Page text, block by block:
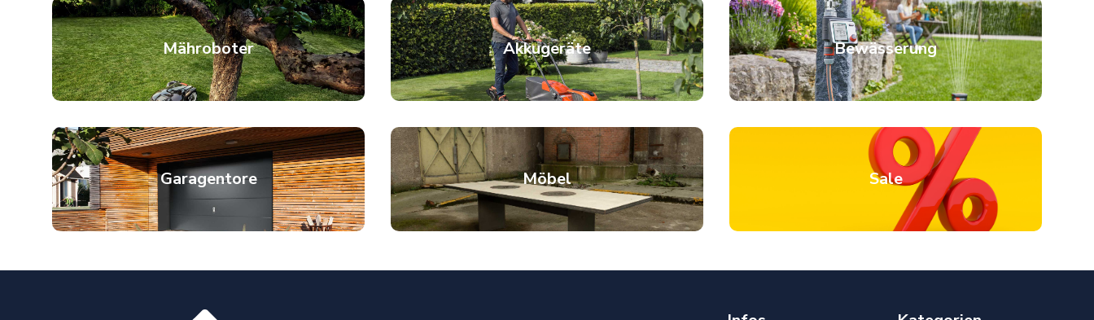
Mähroboter Akkugeräte Bewässerung
Garagentore Möbel Sale